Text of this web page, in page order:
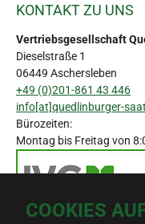
COOKIES
KONTAKT ZU UNS
Vertriebsgesellschaft
Dieselstraße 1
06449 Aschersleben
+49 (0)201-861 43 446
info[at]quedlinburger-
Bürozeiten:
Montag bis Freitag von